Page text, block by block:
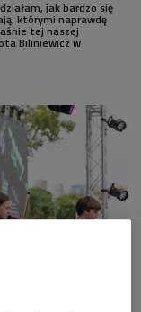
jak bardzo się
którymi naprawdę
tej naszej
Biliniewicz w